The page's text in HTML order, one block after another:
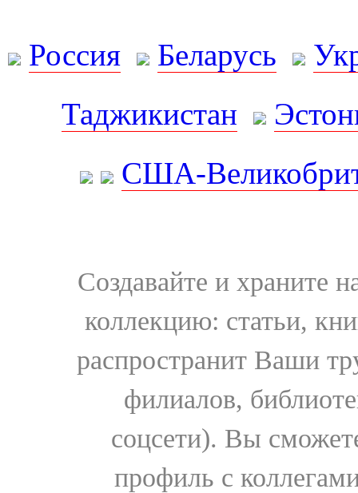
Россия Беларусь
Таджикистан
США-
Создавайте и храните
коллекцию: статьи,
распространит Ваши
филиалов,
соцсети). Вы
профиль с